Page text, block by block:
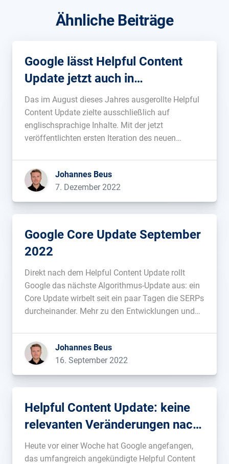
Ähnliche Beiträge
Google lässt Helpful Content
Update jetzt auch in
Deutschland frei
Das im August dieses Jahres ausgerollte Helpful
Content Update zielte ausschließlich auf
englischsprachige Inhalte. Mit der jetzt
veröffentlichten ersten Iteration des neuen
Sprachen neu bewertet....
Johannes Beus
7. Dezember 2022
Google Core Update September
2022
Direkt nach dem Helpful Content Update rollt
Google das nächste Algorithmus-Update aus: ein
Core Update wirbelt seit ein paar Tagen die SERPs
durcheinander. Mehr zu den Entwicklungen und
Johannes Beus
16. September 2022
Helpful Content Update: keine
relevanten Veränderungen nach
der ersten Woche
Heute vor einer Woche hat Google angefangen,
das umfangreich angekündigte Helpful Content